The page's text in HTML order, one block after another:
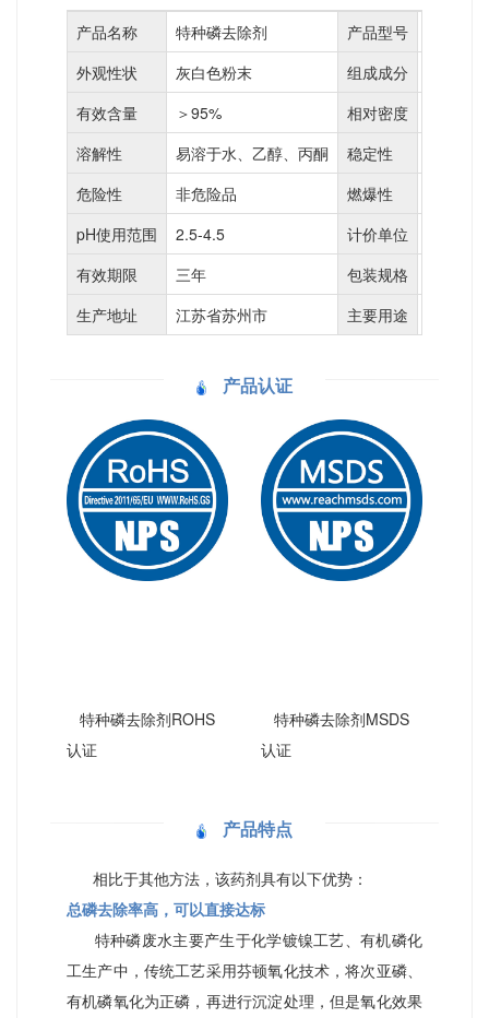
产品名称 特种磷去除剂 产品型号
外观性状
灰白色粉末 组成成分
有效含量
＞95% 相对密度
溶解性
易溶于水、乙醇、丙酮 稳定性
危险性
非危险品 燃爆性
pH使用范围
2.5-4.5 计价单位
有效期限
三年 包装规格
生产地址
江苏省苏州市 主要用途
产品认证
特种磷去除剂ROHS
认证
特种磷去除剂MSDS
认证
产品特点
相比于其他方法，该药剂具有以下优势：
总磷去除率高，可以直接达标
特种磷废水主要产生于化学镀镍工艺、有机磷化
工生产中，传统工艺采用芬顿氧化技术，将次亚磷、
有机磷氧化为正磷，再进行沉淀处理，但是氧化效果